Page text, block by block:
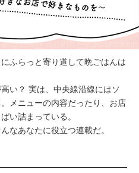
ふらっと寄り道して晩ごはんは
い？ 実は、中央線沿線にはソ
メニューの内容だったり、お店
い詰まっている。
なあなたに役立つ連載だ。